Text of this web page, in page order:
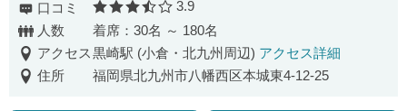
口コミ 口コミ評価
3.9
人数
着席：30名 ～ 180名
アクセス黒崎駅 (小倉・北九州周辺) アクセス詳細
住所
福岡県北九州市八幡西区本城東4-12-25